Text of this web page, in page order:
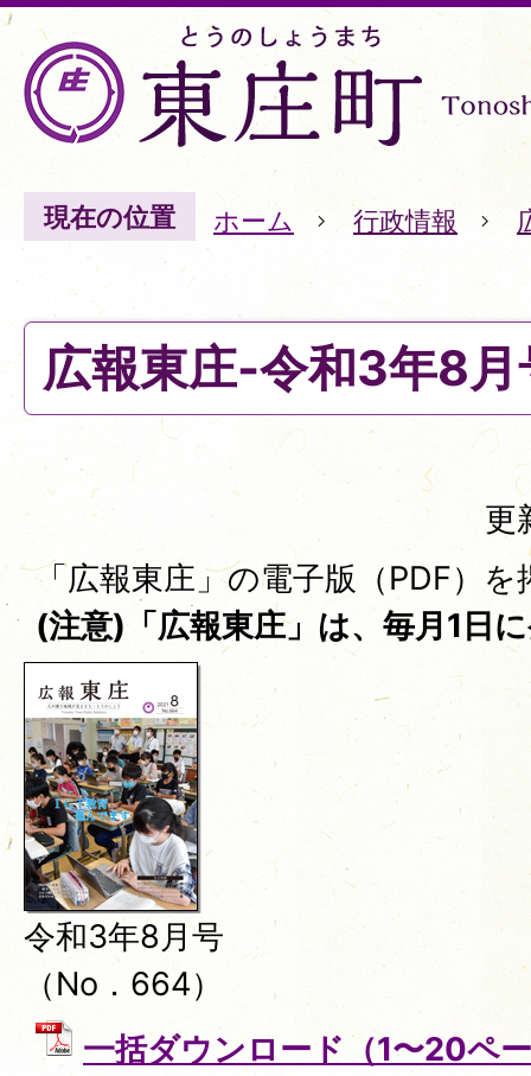
現在の位置 ホーム 行政情報
広報東庄-令和3年8
更
「広報東庄」の電子版（PDF）
(注意)「広報東庄」は、毎月1日
令和3年8月号
（No．664）
一括ダウンロード（1〜20ペ